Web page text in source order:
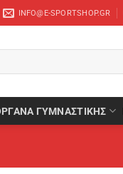
INFO@E-SPORTSHOP.GR
ΓΥΜΝΑΣΤΙΚΉΣ